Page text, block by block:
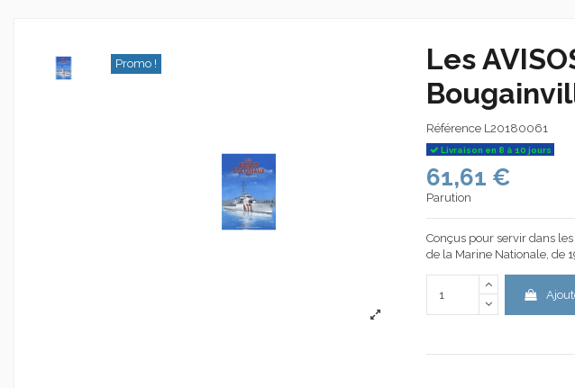
Promo !
Les
Référence L20180061
Livraison en 8 à 10 jours
61,61 €
Parution
Conçus pour servir dans
de la Marine Nationale, de